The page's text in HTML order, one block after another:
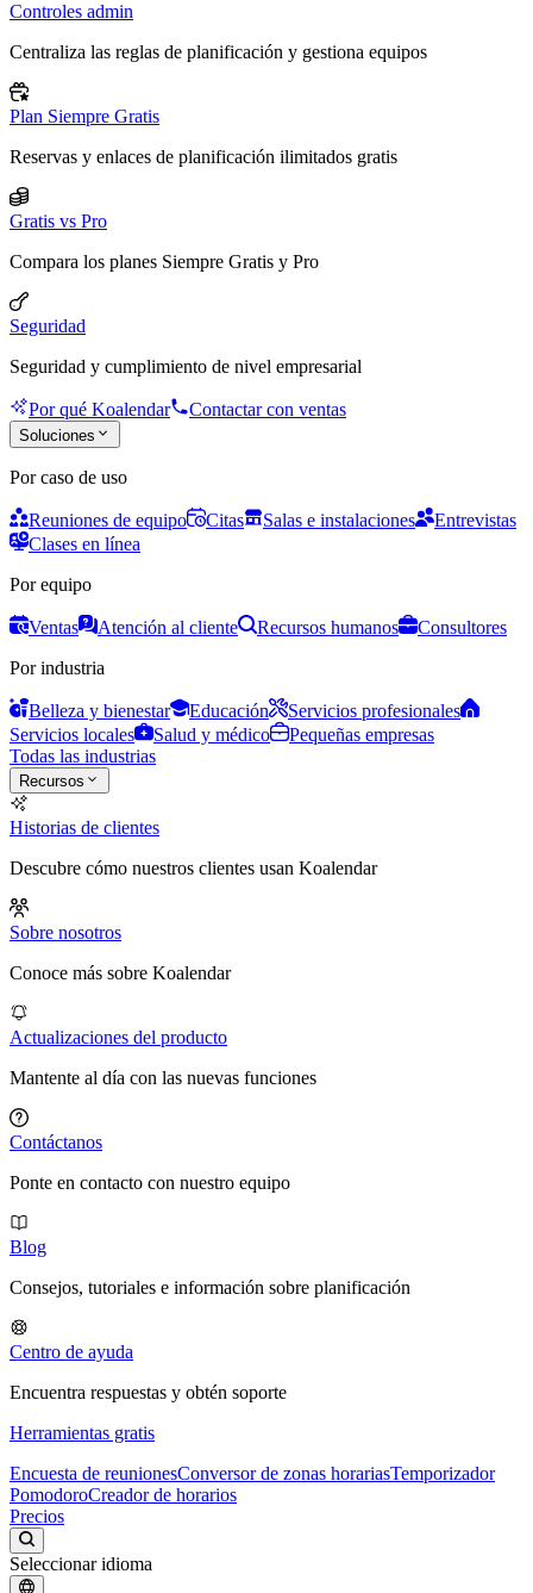
Controles admin
Centraliza las reglas de planificación y gestiona equipos
Plan Siempre Gratis
Reservas y enlaces de planificación ilimitados gratis
Gratis vs Pro
Compara los planes Siempre Gratis y Pro
Seguridad
Seguridad y cumplimiento de nivel empresarial
Por qué Koalendar Contactar con ventas
Soluciones
Por caso de uso
Reuniones de equipo Citas Salas e instalaciones
Entrevistas
Clases en línea
Por equipo
Ventas Atención al cliente Recursos humanos
Consultores
Por industria
Belleza y bienestar Educación
Servicios profesionales
Servicios locales
Salud y médico
Pequeñas empresas
Todas las industrias
Recursos
Historias de clientes
Descubre cómo nuestros clientes usan Koalendar
Sobre nosotros
Conoce más sobre Koalendar
Actualizaciones del producto
Mantente al día con las nuevas funciones
Contáctanos
Ponte en contacto con nuestro equipo
Blog
Consejos, tutoriales e información sobre planificación
Centro de ayuda
Encuentra respuestas y obtén soporte
Herramientas gratis
Encuesta de reunionesConversor de zonas horariasTemporizador
PomodoroCreador de horarios
Precios
Seleccionar idioma